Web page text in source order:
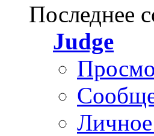
Последнее
Judge